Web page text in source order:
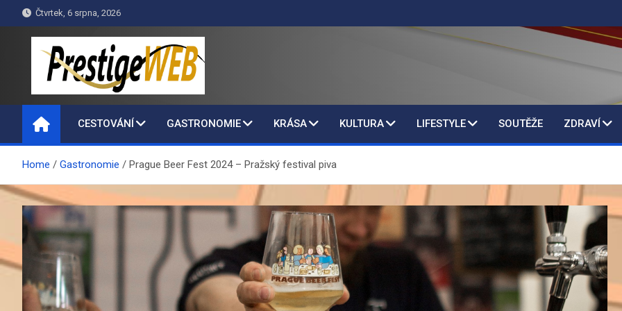
to
Čtvrtek, 6 srpna, 2026
PrestigeWEB
CESTOVÁNÍ GASTRONOMIE KRÁSA KULTURA LIFESTYLE SOUTĚŽE ZDRAVÍ
Home Gastronomie Prague Beer Fest 2024 – Pražský festival piva